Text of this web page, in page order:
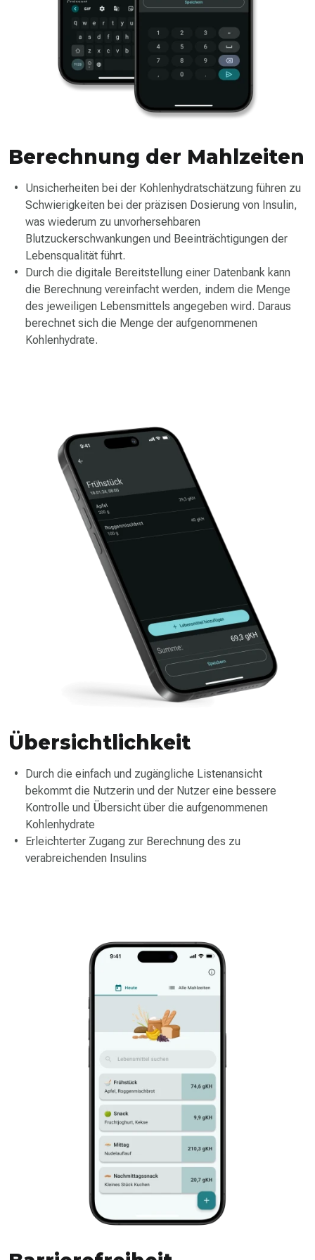
Berechnung der Mahlzeiten
Unsicherheiten bei der Kohlenhydratschätzung führen zu
Schwierigkeiten bei der präzisen Dosierung von Insulin,
was wiederum zu unvorhersehbaren
Blutzuckerschwankungen und Beeinträchtigungen der
Lebensqualität führt.
Durch die digitale Bereitstellung einer Datenbank kann
die Berechnung vereinfacht werden, indem die Menge
des jeweiligen Lebensmittels angegeben wird. Daraus
berechnet sich die Menge der aufgenommenen
Kohlenhydrate.
Übersichtlichkeit
Durch die einfach und zugängliche Listenansicht
bekommt die Nutzerin und der Nutzer eine bessere
Kontrolle und Übersicht über die aufgenommenen
Kohlenhydrate
Erleichterter Zugang zur Berechnung des zu
verabreichenden Insulins